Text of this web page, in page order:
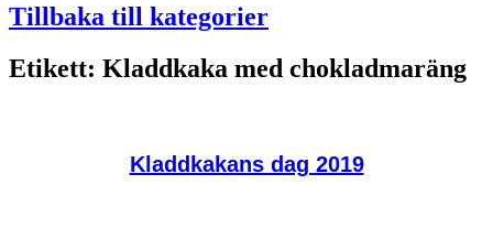
Tillbaka till kategorier
Etikett: Kladdkaka med chokladmaräng
Kladdkakans dag 2019